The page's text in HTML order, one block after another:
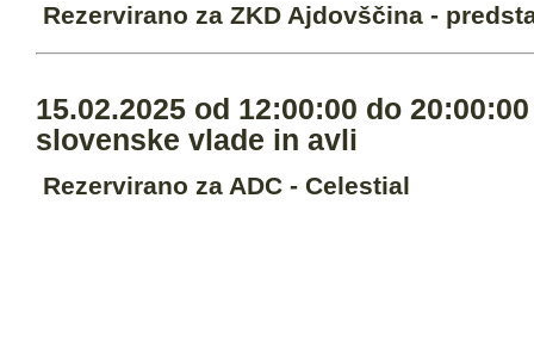
Rezervirano za ZKD Ajdovščina -
15.02.2025 od 12:00:00 do
slovenske vlade in avli
Rezervirano za ADC - Celestial